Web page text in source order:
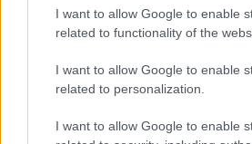
I want to allow Google to enable
related to functionality of the
I want to allow Google to enable
related to personalization.
I want to allow Google to enable
Κόσμος|25.12.2022 17:29
Λίβερπουλ:
μια νεκρή και τρεις